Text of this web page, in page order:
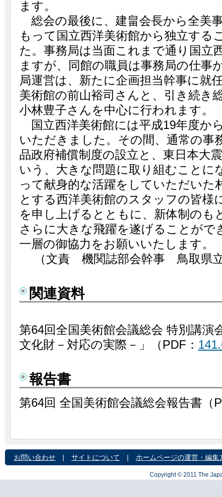
ます。
総会の最後に、建畠会長から全美
もって国立西洋美術館から独立する
た。事務局は当面これまで通り国立
ますが、同館の職員は事務局の仕事
局運営は、新たに企画担当幹事に就
美術館の前山裕司さんと、引き続き
小林豊子さんを中心に行われます。
国立西洋美術館には平成19年度か
いただきました。その間、通常の事
品政府補償制度の設立と、東日本大
いう、大きな問題に取り組むことに
って献身的な活躍をしていただいた
とする西洋美術館のスタッフの皆様
を申し上げるとともに、新体制のも
さらに大きな飛躍を遂げることがで
一層の御協力をお願いいたします。
（文責 機関誌部会幹事 鳥取県
関連資料
第64回全国美術館会議総会 特別講演
文化財－対応の実際－」（PDF：
報告書
第64回 全国美術館会議総会報告書（
お問い合わせ | サイトについて | ホームページの運営・編集
Copyright © 2011 The